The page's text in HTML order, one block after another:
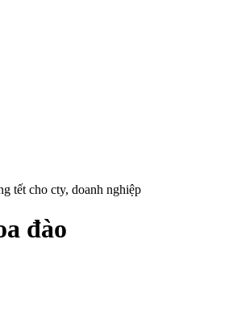
tết cho cty, doanh nghiệp
đào